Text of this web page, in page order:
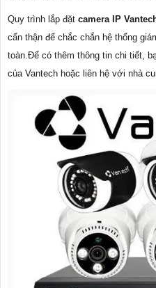
Quy trình lắp đặt camera IP
cẩn thận để chắc chắn hệ thống
toàn.Để có thêm thông tin chi tiết,
của Vantech hoặc liên hệ với nhà